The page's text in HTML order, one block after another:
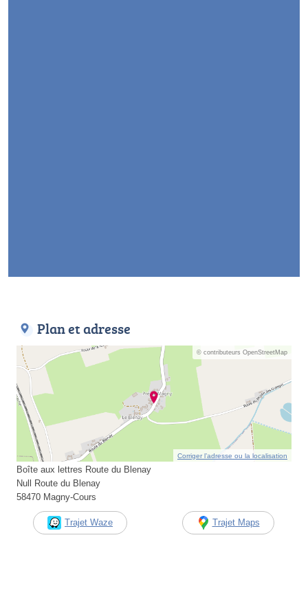
Plan et adresse
© contributeurs OpenStreetMap
Corriger l’adresse ou la localisation
Boîte aux lettres Route du Blenay
Null Route du Blenay
58470 Magny-Cours
Trajet Waze Trajet Maps